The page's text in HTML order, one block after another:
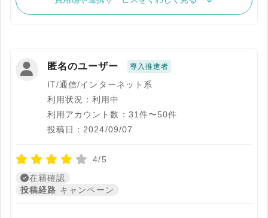
匿名のユーザー 導入推進者
IT/通信/インターネット系
利用状況：利用中
利用アカウント数：31件〜50件
投稿日：2024/09/07
4/5
在籍確認
投稿経路 キャンペーン